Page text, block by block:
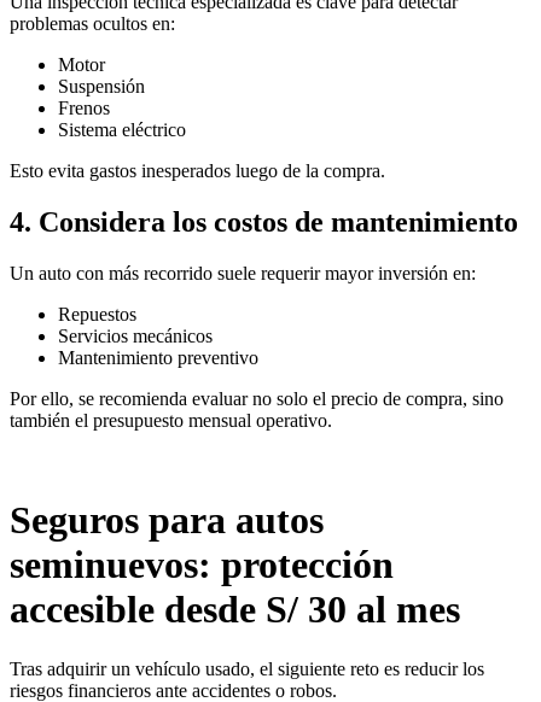
problemas ocultos en:
Motor
Suspensión
Frenos
Sistema eléctrico
Esto evita gastos inesperados luego de la compra.
4. Considera los costos de mantenimiento
Un auto con más recorrido suele requerir mayor inversión en:
Repuestos
Servicios mecánicos
Mantenimiento preventivo
Por ello, se recomienda evaluar no solo el precio de compra, sino
también el presupuesto mensual operativo.
Seguros para autos
seminuevos: protección
accesible desde S/ 30 al mes
Tras adquirir un vehículo usado, el siguiente reto es reducir los
riesgos financieros ante accidentes o robos.